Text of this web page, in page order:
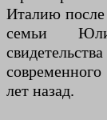
Италию
семьи
лет назад.